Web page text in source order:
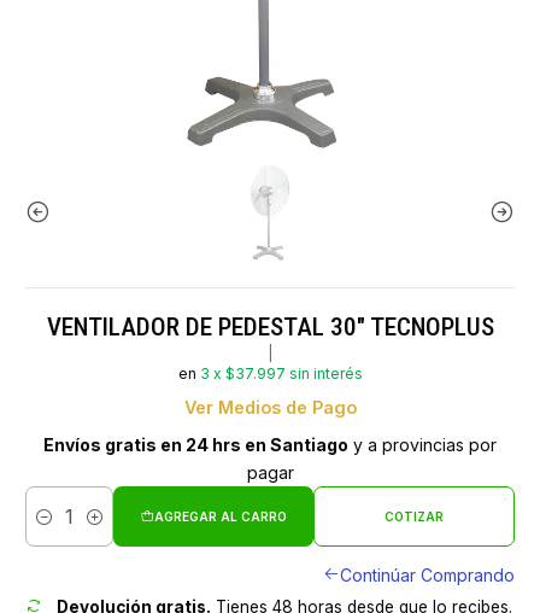
VENTILADOR DE PEDESTAL 30" TECNOPLUS
en 3 x $37.997 sin interés
Ver Medios de Pago
Envíos gratis en 24 hrs en Santiago y a provincias por
pagar
Cantidad
AGREGAR AL CARRO COTIZAR
Continúar Comprando
Devolución gratis. Tienes 48 horas desde que lo recibes.